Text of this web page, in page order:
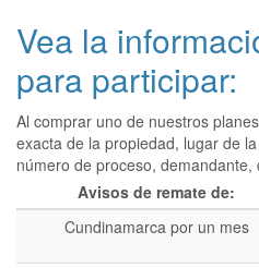
Vea la
para participar:
Al comprar uno de nuestros
exacta de la propiedad, lugar de
número de proceso,
Avisos de remate de:
Cundinamarca por un mes